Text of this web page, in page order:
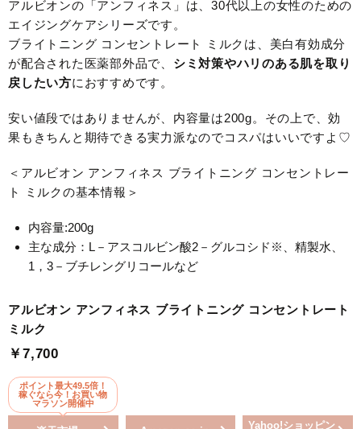
アルビオンの「アンフィネス」は、30代以上の女性のための
エイジングケアシリーズです。
ブライトニング コンセントレート ミルクは、美白有効成分
が配合された医薬部外品で、 シミ対策やハリのある肌を取り
戻したい方におすすめです。
安い値段ではありませんが、内容量は200g。その上で、効
果もきちんと期待できる実力派なのでコスパはいいですよ♡
＜アルビオン アンフィネス ブライトニング コンセントレー
ト ミルクの基本情報＞
内容量:200g
主な成分：L－アスコルビン酸2－グルコシド※、精製水、
1，3－ブチレングリコールなど
アルビオン アンフィネス ブライトニング コンセントレート
ミルク
￥7,700
ポイント最大49.5倍！
稼ぐなら今！お買い物
マラソン開催中
Yahoo!ショッピン